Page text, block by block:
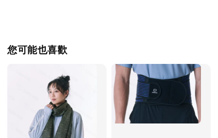
您可能也喜歡